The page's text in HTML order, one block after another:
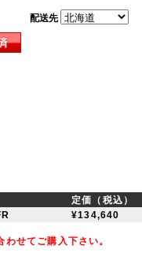
配送先
定価（税込）
¥134,640
せてご購入下さい。